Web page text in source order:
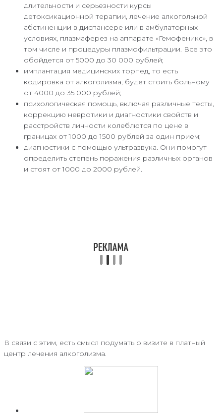
длительности и серьезности курсы
детоксикационной терапии, лечение алкогольной
абстиненции в диспансере или в амбулаторных
условиях, плазмаферез на аппарате «Гемофеникс», в
том числе и процедуры плазмофильтрации. Все это
обойдется от 5000 до 30 000 рублей;
имплантация медицинских торпед, то есть
кодировка от алкоголизма, будет стоить больному
от 4000 до 35 000 рублей;
психологическая помощь, включая различные тесты,
коррекцию невротики и диагностики свойств и
расстройств личности колеблются по цене в
границах от 1000 до 1500 рублей за один прием;
диагностики с помощью ультразвука. Они помогут
определить степень поражения различных органов
и стоят от 1000 до 2000 рублей.
В связи с этим, есть смысл подумать о визите в платный
центр лечения алкоголизма.